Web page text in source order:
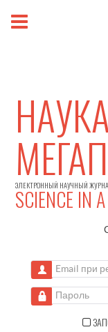
ЭЛЕКТРОННЫЙ НАУЧНЫЙ
SCIENCE IN
Email при
Пароль